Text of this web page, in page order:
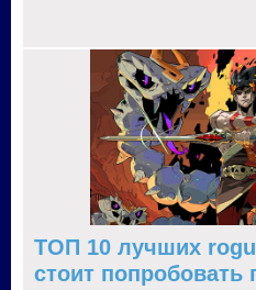
ТОП 10 лучших
стоит попробовать